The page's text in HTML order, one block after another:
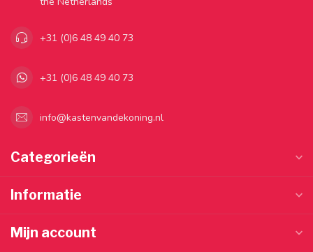
+31 (0)6 48 49 40 73
+31 (0)6 48 49 40 73
info@kastenvandekoning.nl
Categorieën
Informatie
Mijn account